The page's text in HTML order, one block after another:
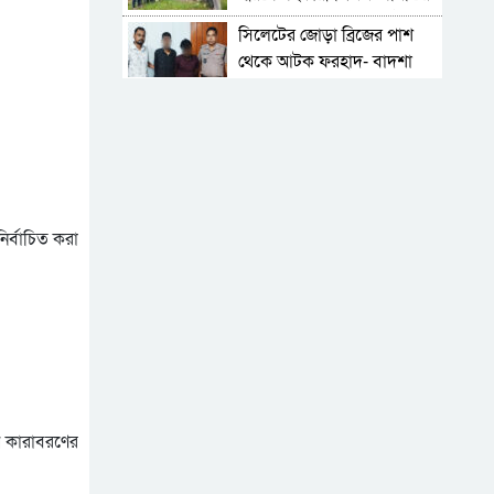
করা
মাসব্যাপী বৃক্ষরোপণ কর্মসূচির
উদ্বোধন
সিলেটের জোড়া ব্রিজের পাশ
থেকে আটক ফরহাদ- বাদশা